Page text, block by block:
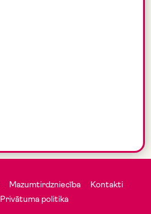
Mazumtirdzniecība
Kontakti
Privātuma politika